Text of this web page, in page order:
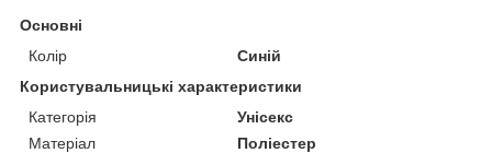
Основні
Колір
Синій
Користувальницькі характеристики
Категорія
Унісекс
Матеріал
Поліестер